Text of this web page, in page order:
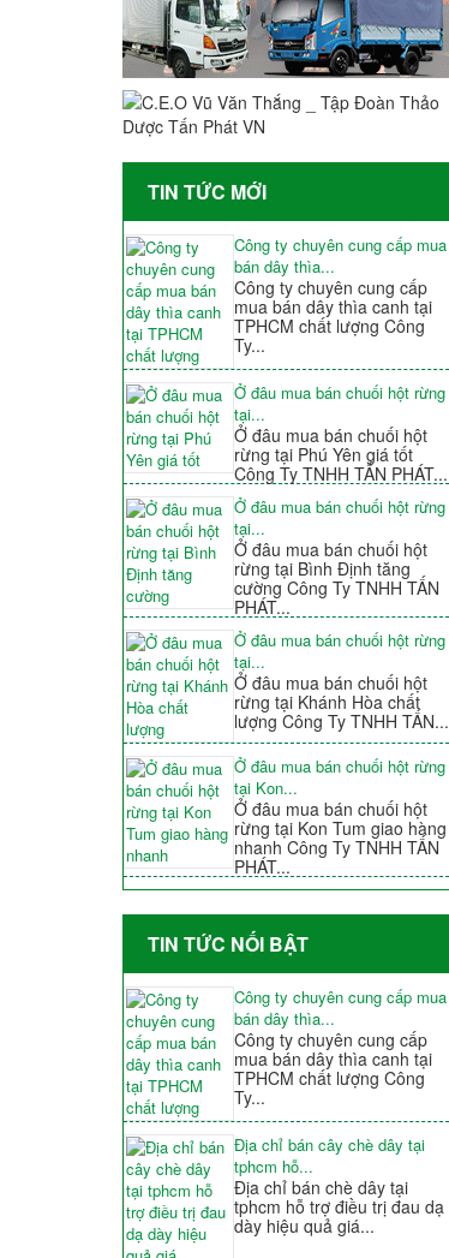
TIN TỨC MỚI
Công ty chuyên cung cấp mua
bán dây thìa...
Công ty chuyên cung cấp
mua bán dây thìa canh tại
TPHCM chất lượng Công
Ty...
Ở đâu mua bán chuối hột rừng
tại...
Ở đâu mua bán chuối hột
rừng tại Phú Yên giá tốt
Công Ty TNHH TẤN PHÁT...
Ở đâu mua bán chuối hột rừng
tại...
Ở đâu mua bán chuối hột
rừng tại Bình Định tăng
cường Công Ty TNHH TẤN
PHÁT...
Ở đâu mua bán chuối hột rừng
tại...
Ở đâu mua bán chuối hột
rừng tại Khánh Hòa chất
lượng Công Ty TNHH TẤN...
Ở đâu mua bán chuối hột rừng
tại Kon...
Ở đâu mua bán chuối hột
rừng tại Kon Tum giao hàng
nhanh Công Ty TNHH TẤN
PHÁT...
TIN TỨC NỐI BẬT
Công ty chuyên cung cấp mua
bán dây thìa...
Công ty chuyên cung cấp
mua bán dây thìa canh tại
TPHCM chất lượng Công
Ty...
Địa chỉ bán cây chè dây tại
tphcm hỗ...
Địa chỉ bán chè dây tại
tphcm hỗ trợ điều trị đau dạ
dày hiệu quả giá...